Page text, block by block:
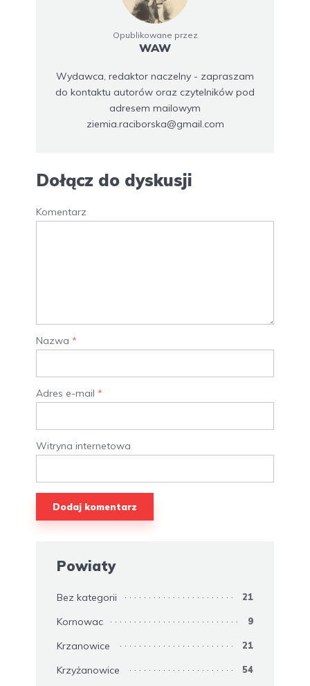
Opublikowane przez
WAW
Wydawca, redaktor naczelny - zapraszam
do kontaktu autorów oraz czytelników pod
adresem mailowym
ziemia.raciborska@gmail.com
Dołącz do dyskusji
Komentarz
Nazwa *
Adres e-mail *
Witryna internetowa
Powiaty
Bez kategorii 21
Kornowac 9
Krzanowice 21
Krzyżanowice 54